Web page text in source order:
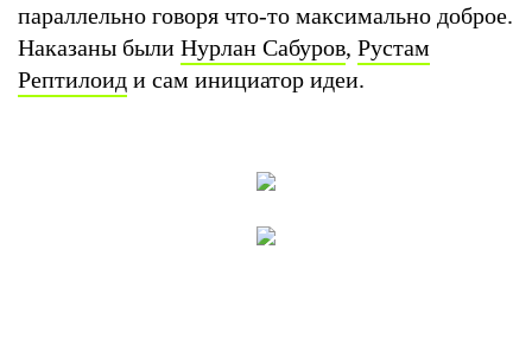
параллельно говоря что-то максимально доброе.
Наказаны были Нурлан Сабуров, Рустам
Рептилоид и сам инициатор идеи.